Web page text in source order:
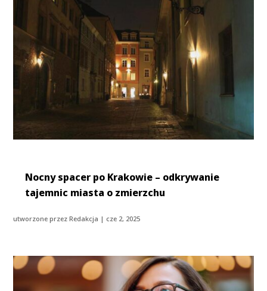
Nocny spacer po Krakowie – odkrywanie
tajemnic miasta o zmierzchu
utworzone przezRedakcja | cze 2, 2025